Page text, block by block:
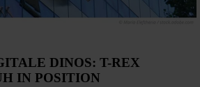
DINOS: T-REX
IN POSITION